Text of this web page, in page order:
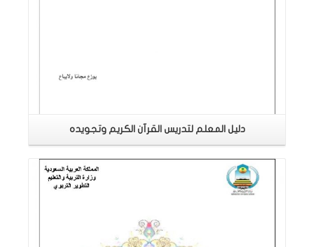
دليل المعلم لتدريس القرآن الكريم وتجويده